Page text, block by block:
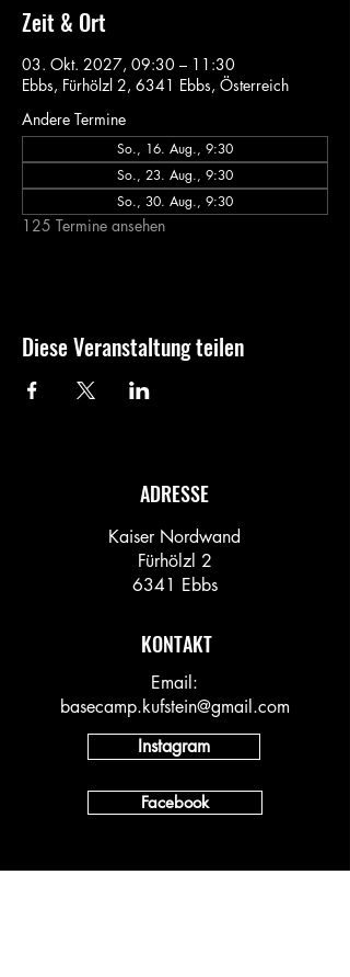
Zeit & Ort
03. Okt. 2027, 09:30 – 11:30
Ebbs, Fürhölzl 2, 6341 Ebbs, Österreich
Andere Termine
So., 16. Aug., 9:30
So., 23. Aug., 9:30
So., 30. Aug., 9:30
125 Termine ansehen
Diese Veranstaltung teilen
ADRESSE
Kaiser Nordwand
Fürhölzl 2
6341 Ebbs
KONTAKT
Email:
basecamp.kufstein@gmail.com
Instagram
Facebook